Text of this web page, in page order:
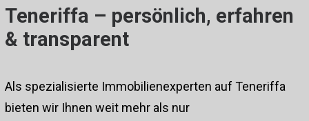
Teneriffa – persönlich, erfahren
& transparent
Als spezialisierte Immobilienexperten auf Teneriffa
bieten wir Ihnen weit mehr als nur